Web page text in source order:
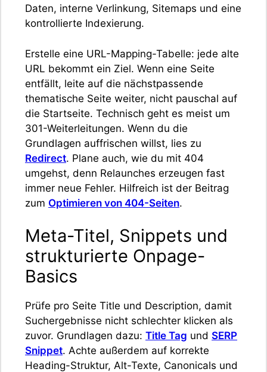
Daten, interne Verlinkung, Sitemaps und eine
kontrollierte Indexierung.
Erstelle eine URL-Mapping-Tabelle: jede alte
URL bekommt ein Ziel. Wenn eine Seite
entfällt, leite auf die nächstpassende
thematische Seite weiter, nicht pauschal auf
die Startseite. Technisch geht es meist um
301-Weiterleitungen. Wenn du die
Grundlagen auffrischen willst, lies zu
Redirect. Plane auch, wie du mit 404
umgehst, denn Relaunches erzeugen fast
immer neue Fehler. Hilfreich ist der Beitrag
zum Optimieren von 404-Seiten.
Meta-Titel, Snippets und
strukturierte Onpage-
Basics
Prüfe pro Seite Title und Description, damit
Suchergebnisse nicht schlechter klicken als
zuvor. Grundlagen dazu: Title Tag und SERP
Snippet. Achte außerdem auf korrekte
Heading-Struktur, Alt-Texte, Canonicals und